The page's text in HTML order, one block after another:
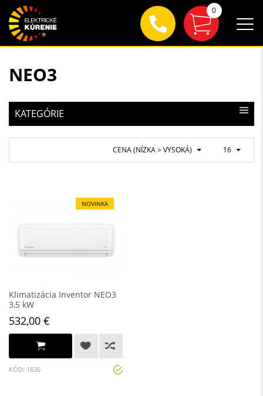
NEO3
KATEGÓRIE
16
CENA (NÍZKA > VYSOKÁ)
TOP
NOVINKA
Klimatizácia Inventor NEO3
3,5 kW
532,00 €
KÓD: 1836
0